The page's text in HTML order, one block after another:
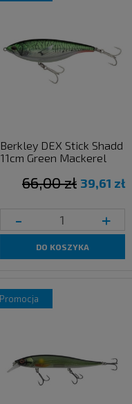
Berkley DEX Stick Shadd
11cm Green Mackerel
39,61 zł
66,00 zł
- +
DO KOSZYKA
promocja